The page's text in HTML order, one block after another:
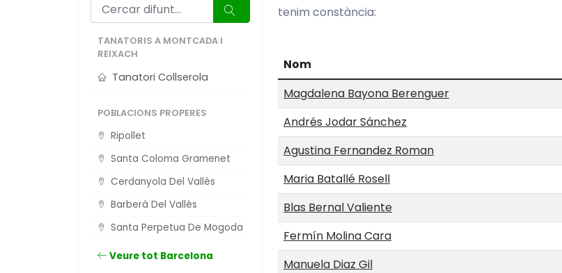
TANATORIS A MONTCADA I
REIXACH
Tanatori Collserola
POBLACIONS PROPERES
Ripollet
Santa Coloma Gramenet
Cerdanyola Del Vallès
Barberà Del Vallès
Santa Perpetua De Mogoda
Veure tot Barcelona
tenim constància:
Nom
Magdalena Bayona Berenguer
Andrés Jodar Sánchez
Agustina Fernandez Roman
Maria Batallé Rosell
Blas Bernal Valiente
Fermín Molina Cara
Manuela Diaz Gil